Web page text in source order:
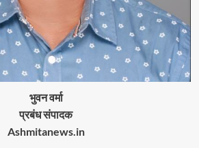
भुवन वर्मा
प्रबंध संपादक
Ashmitanews.in